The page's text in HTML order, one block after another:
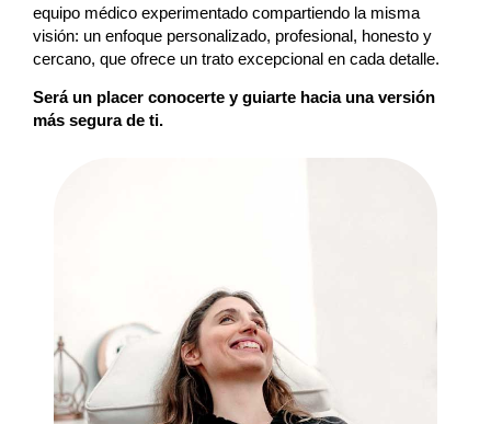
equipo médico experimentado compartiendo la misma
visión: un enfoque personalizado, profesional, honesto y
cercano, que ofrece un trato excepcional en cada detalle.
Será un placer conocerte y guiarte hacia una versión
más segura de ti.